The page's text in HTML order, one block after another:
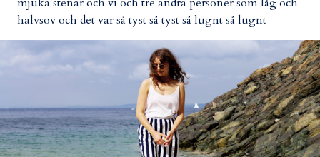
halvsov och det var så tyst så tyst så lugnt så lugnt